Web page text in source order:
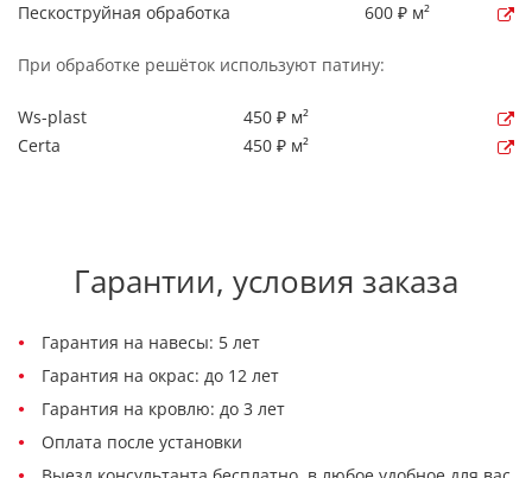
Пескоструйная обработка
600 ₽ м²
При обработке решёток используют патину:
Ws-plast
450 ₽ м²
Certa
450 ₽ м²
Гарантии, условия заказа
Гарантия на навесы: 5 лет
Гарантия на окрас: до 12 лет
Гарантия на кровлю: до 3 лет
Оплата после установки